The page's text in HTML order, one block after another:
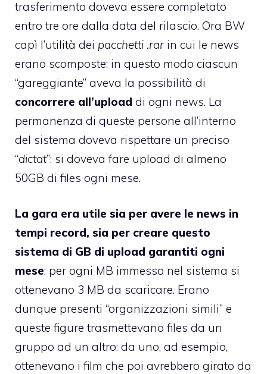
trasferimento doveva essere completato
entro tre ore dalla data del rilascio. Ora BW
capì l’utilità dei pacchetti .rar in cui le news
erano scomposte: in questo modo ciascun
“gareggiante” aveva la possibilità di
concorrere all’upload di ogni news. La
permanenza di queste persone all’interno
del sistema doveva rispettare un preciso
“dictat”: si doveva fare upload di almeno
50GB di files ogni mese.
La gara era utile sia per avere le news in
tempi record, sia per creare questo
sistema di GB di upload garantiti ogni
mese: per ogni MB immesso nel sistema si
ottenevano 3 MB da scaricare. Erano
dunque presenti “organizzazioni simili” e
queste figure trasmettevano files da un
gruppo ad un altro: da uno, ad esempio,
ottenevano i film che poi avrebbero girato da